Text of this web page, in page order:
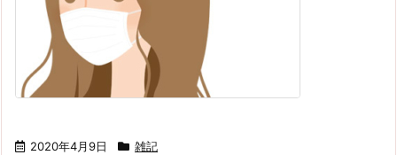
2020年4月9日 雑記